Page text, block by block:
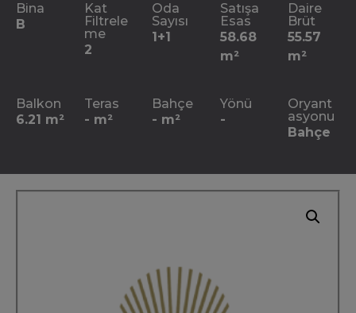
Bina
B
Kat
Filtrele
me
2
Oda
Sayısı
1+1
Satışa
Esas
58.68
m²
Daire
Brüt
55.57
m²
Balkon
6.21 m²
Teras
- m²
Bahçe
- m²
Yönü
-
Oryant
asyonu
Bahçe